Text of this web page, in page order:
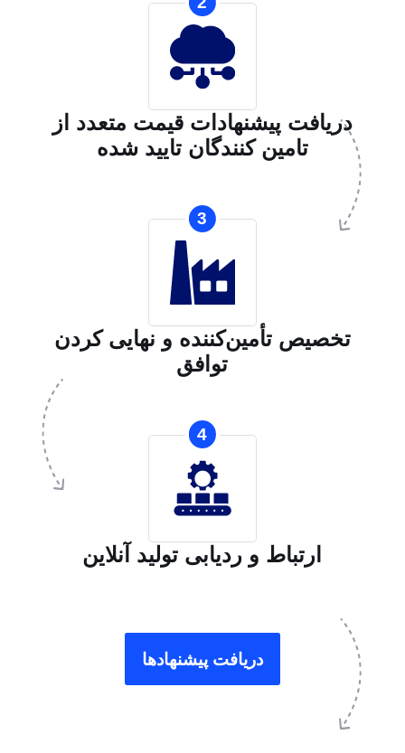
دریافت پیشنهادات قیمت متعدد از
تامین کنندگان تایید شده
3
تخصیص تأمین‌کننده و نهایی کردن
توافق
4
ارتباط و ردیابی تولید آنلاین
دریافت پیشنهادها